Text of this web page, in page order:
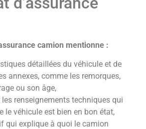
camion mentionne :
détaillées du véhicule et de
annexes, comme les remorques,
ou son âge,
les renseignements techniques qui
le véhicule est bien en bon état,
qui explique à quoi le camion